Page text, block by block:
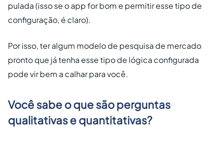
pulada (isso se o app for bom e permitir esse tipo de
configuração, é claro).
Por isso, ter algum modelo de pesquisa de mercado
pronto que já tenha esse tipo de lógica configurada
pode vir bem a calhar para você.
Você sabe o que são perguntas
qualitativas e quantitativas?